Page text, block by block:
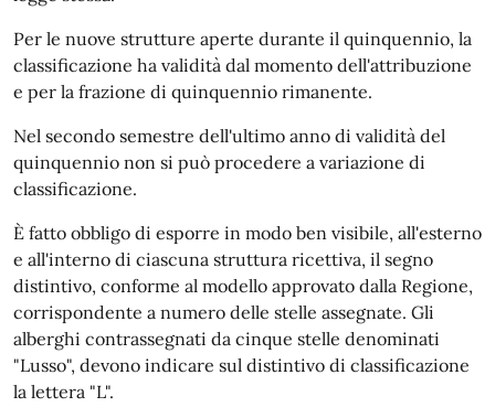
Per le nuove strutture aperte durante il quinquennio, la
classificazione ha validità dal momento dell'attribuzione
e per la frazione di quinquennio rimanente.
Nel secondo semestre dell'ultimo anno di validità del
quinquennio non si può procedere a variazione di
classificazione.
È fatto obbligo di esporre in modo ben visibile, all'esterno
e all'interno di ciascuna struttura ricettiva, il segno
distintivo, conforme al modello approvato dalla Regione,
corrispondente a numero delle stelle assegnate. Gli
alberghi contrassegnati da cinque stelle denominati
"Lusso", devono indicare sul distintivo di classificazione
la lettera "L".